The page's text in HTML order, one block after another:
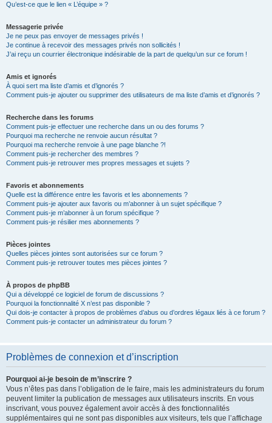
Qu’est-ce que le lien « L’équipe » ?
Messagerie privée
Je ne peux pas envoyer de messages privés !
Je continue à recevoir des messages privés non sollicités !
J’ai reçu un courrier électronique indésirable de la part de quelqu’un sur ce forum !
Amis et ignorés
À quoi sert ma liste d’amis et d’ignorés ?
Comment puis-je ajouter ou supprimer des utilisateurs de ma liste d’amis et d’ignorés ?
Recherche dans les forums
Comment puis-je effectuer une recherche dans un ou des forums ?
Pourquoi ma recherche ne renvoie aucun résultat ?
Pourquoi ma recherche renvoie à une page blanche ?!
Comment puis-je rechercher des membres ?
Comment puis-je retrouver mes propres messages et sujets ?
Favoris et abonnements
Quelle est la différence entre les favoris et les abonnements ?
Comment puis-je ajouter aux favoris ou m’abonner à un sujet spécifique ?
Comment puis-je m’abonner à un forum spécifique ?
Comment puis-je résilier mes abonnements ?
Pièces jointes
Quelles pièces jointes sont autorisées sur ce forum ?
Comment puis-je retrouver toutes mes pièces jointes ?
À propos de phpBB
Qui a développé ce logiciel de forum de discussions ?
Pourquoi la fonctionnalité X n’est pas disponible ?
Qui dois-je contacter à propos de problèmes d’abus ou d’ordres légaux liés à ce forum ?
Comment puis-je contacter un administrateur du forum ?
Problèmes de connexion et d’inscription
Pourquoi ai-je besoin de m’inscrire ?
Vous n’êtes pas dans l’obligation de le faire, mais les administrateurs du forum
peuvent limiter la publication de messages aux utilisateurs inscrits. En vous
inscrivant, vous pouvez également avoir accès à des fonctionnalités
supplémentaires qui ne sont pas disponibles aux visiteurs, tels que l’affichage